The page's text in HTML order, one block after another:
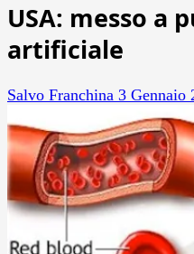
USA: messo a
artificiale
Salvo Franchina 3 Gennaio